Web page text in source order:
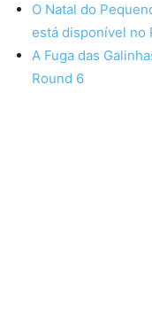
O Natal do
está disponível no
A Fuga das
Round 6